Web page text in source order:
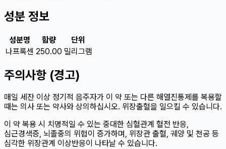
성분 정보
성분명 함량
단위
나프록센 250.00 밀리그램
주의사항 (경고)
매일 세잔 이상 정기적 음주자가 이 약 또는 다른 해열진통제를 복용할
때는 의사 또는 약사와 상의하십시오. 위장출혈을 일으킬 수 있습니다.
이 약 복용 시 치명적일 수 있는 중대한 심혈관계 혈전 반응,
심근경색증, 뇌졸중의 위험이 증가하며, 위장관 출혈, 궤양 및 천공 등
심각한 위장관계 이상반응이 나타날 수 있습니다.